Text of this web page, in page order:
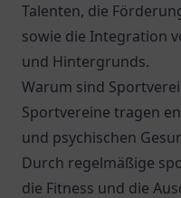
Talenten, die
sowie die Integration
und Hintergrunds.
Warum sind
Sportvereine tragen
und psychischen
Durch regelmäßige
die Fitness und die